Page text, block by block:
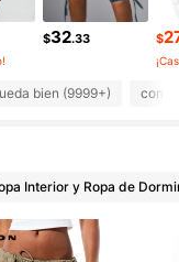
$32.33 $
bien (9999+) como
Interior y Ropa de